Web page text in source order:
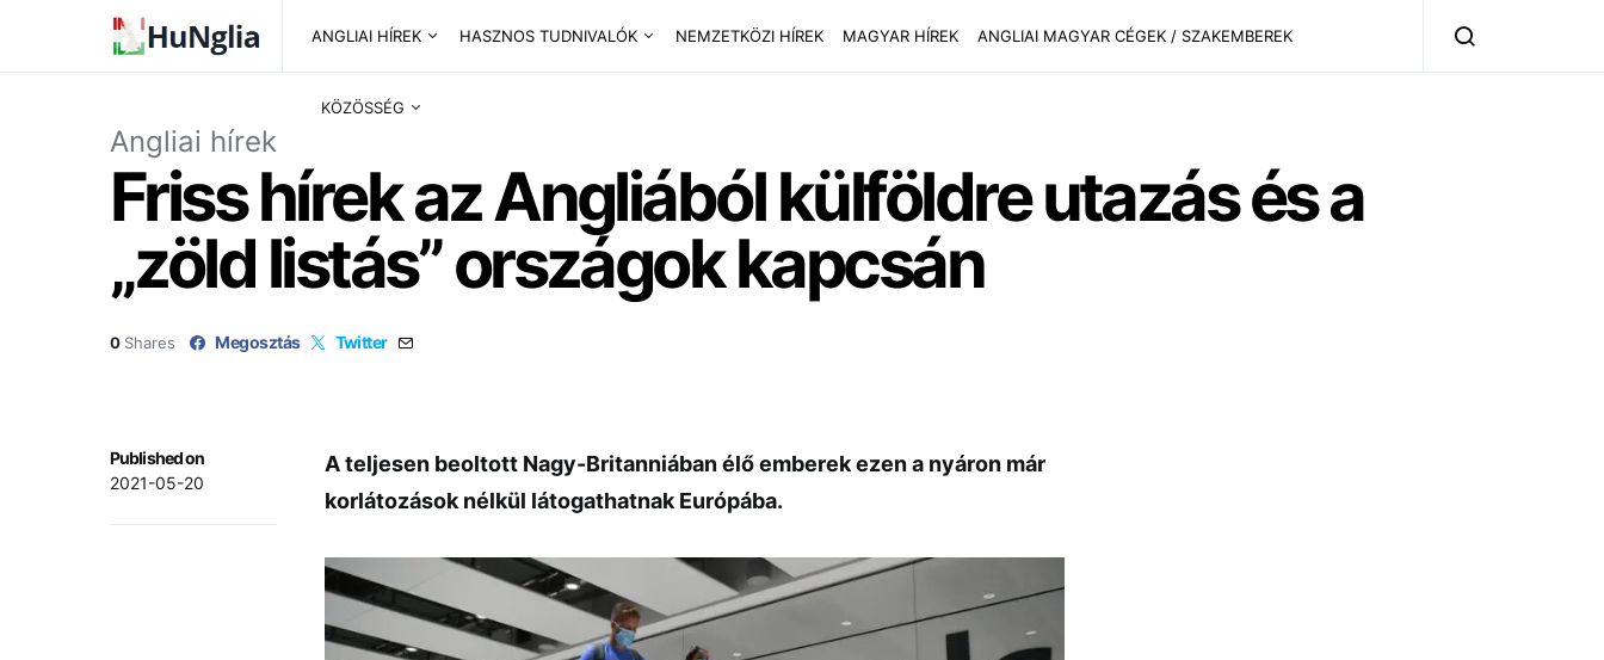
ANGLIAI HÍREK HASZNOS TUDNIVALÓK NEMZETKÖZI HÍREK MAGYAR HÍREK ANGLIAI MAGYAR CÉGEK / SZAKEMBEREK
KÖZÖSSÉG
Angliai hírek
Friss hírek az Angliából külföldre utazás és a
„zöld listás” országok kapcsán
0 Shares Megosztás Twitter
Published on
2021-05-20
A teljesen beoltott Nagy-Britanniában élő emberek ezen a nyáron már
korlátozások nélkül látogathatnak Európába.